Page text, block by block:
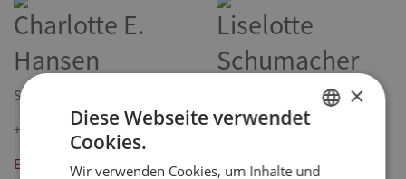
Charlotte E.
Hansen
Salgskoordinator
+45 7211 5602
E-Mail senden
Liselotte
Schumacher
Salgskoordinator
+45 7211 5606
E-Mail senden
ENGLISH
×
Diese Webseite verwendet
Cookies.
Wir verwenden Cookies, um Inhalte und